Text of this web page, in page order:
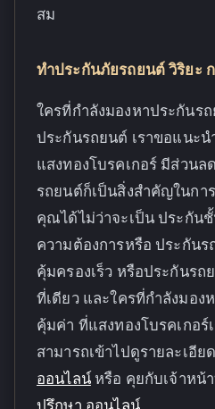
สม
ทำประกันภัยรถยนต์ วิริยะ
ใครที่กำลังมองหาประกันร
ประกันรถยนต์ เราขอแนะ
แสงทองโบรคเกอร์ มีส่วน
รถยนต์ก็เป็นสิ่งสำคัญในกา
คุณได้ไม่ว่าจะเป็น ประกัน
ความต้องการหรือ ประกันร
คุ้มครองเร็ว หรือประกันร
ที่เดียว และใครที่กำลังมอง
คุ้มค่า ที่แสงทองโบรคเกอร์
สามารถเข้าไปดูรายละเอีย
ออนไลน์หรือ คุยกับเจ้าหน้